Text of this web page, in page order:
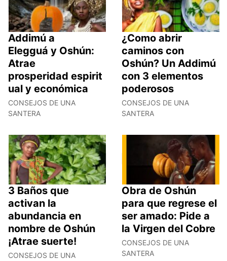
Addimú a
Elegguá y Oshún:
Atrae
prosperidad espirit
ual y económica
CONSEJOS DE UNA
SANTERA
¿Como abrir
caminos con
Oshún? Un Addimú
con 3 elementos
poderosos
CONSEJOS DE UNA
SANTERA
3 Baños que
activan la
abundancia en
nombre de Oshún
¡Atrae suerte!
CONSEJOS DE UNA
Obra de Oshún
para que regrese el
ser amado: Pide a
la Virgen del Cobre
CONSEJOS DE UNA
SANTERA